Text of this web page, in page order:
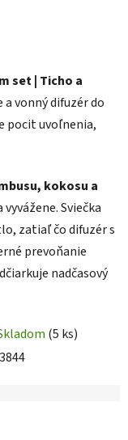
set | Ticho a
vonný difuzér do
pocit uvoľnenia,
kokosu a
Sviečka
zatiaľ čo difuzér s
prevoňanie
nadčasový
(5 ks)
3844